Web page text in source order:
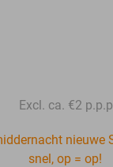
Excl. ca. €2
nieuwe
snel, op = op!